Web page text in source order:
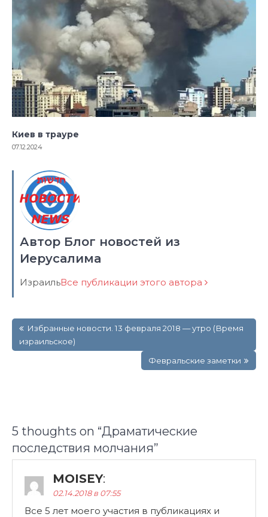
Киев в трауре
07.12.2024
Автор Блог новостей из
Иерусалима
ИзраильВсе публикации этого автора
по
записям
Избранные новости. 13 февраля 2018 — утро (Время
израильское)
Февральские заметки
5 thoughts on “Драматические
последствия молчания”
MOISEY:
02.14.2018 в 07:55
Все 5 лет моего участия в публикациях и